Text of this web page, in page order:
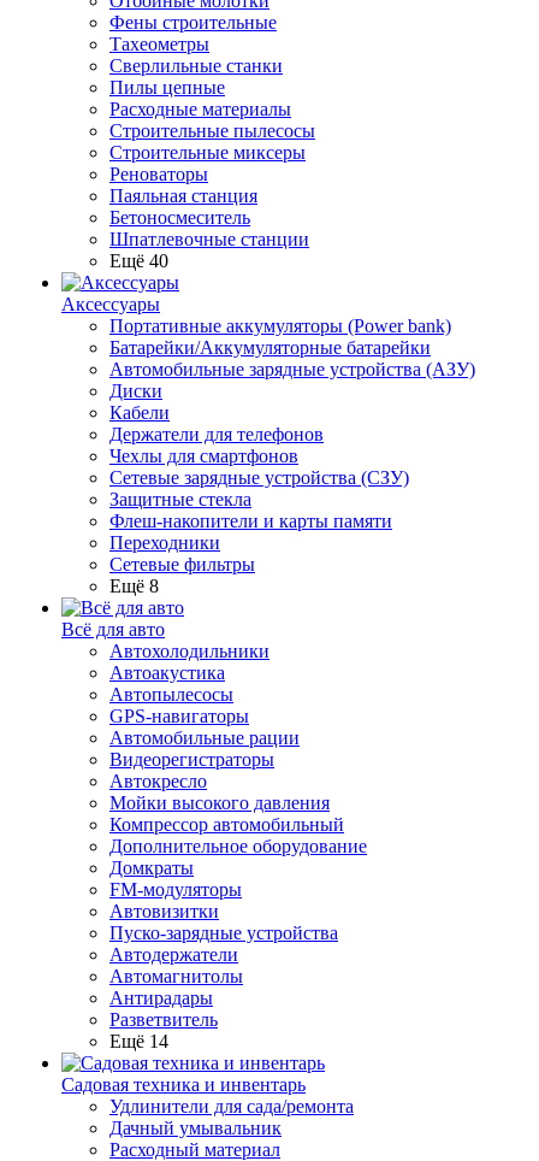
Фены строительные
Тахеометры
Сверлильные станки
Пилы цепные
Расходные материалы
Строительные пылесосы
Строительные миксеры
Реноваторы
Паяльная станция
Бетоносмеситель
Шпатлевочные станции
Ещё 40
Аксессуары
Портативные аккумуляторы (Power bank)
Батарейки/Аккумуляторные батарейки
Автомобильные зарядные устройства (АЗУ)
Диски
Кабели
Держатели для телефонов
Чехлы для смартфонов
Сетевые зарядные устройства (СЗУ)
Защитные стекла
Флеш-накопители и карты памяти
Переходники
Сетевые фильтры
Ещё 8
Всё для авто
Автохолодильники
Автоакустика
Автопылесосы
GPS-навигаторы
Автомобильные рации
Видеорегистраторы
Автокресло
Мойки высокого давления
Компрессор автомобильный
Дополнительное оборудование
Домкраты
FM-модуляторы
Автовизитки
Пуско-зарядные устройства
Автодержатели
Автомагнитолы
Антирадары
Разветвитель
Ещё 14
Садовая техника и инвентарь
Удлинители для сада/ремонта
Дачный умывальник
Расходный материал